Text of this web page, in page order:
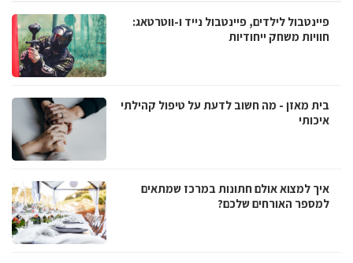
פיינטבול לילדים, פיינטבול נייד ו-ווטרטאג:
חוויות משחק ייחודיות
בית מאזן - מה חשוב לדעת על טיפול קהילתי
איכותי
איך למצוא אולם חתונות במרכז שמתאים
למספר האורחים שלכם?